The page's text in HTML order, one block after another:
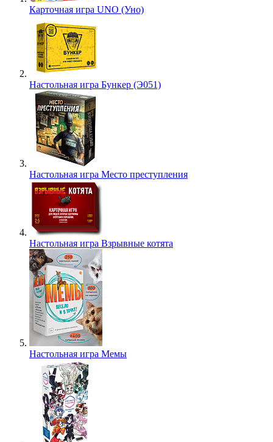
Карточная игра UNO (Уно)
Настольная игра Бункер (Э051)
Настольная игра Место преступления
Настольная игра Взрывные котята
Настольная игра Мемы